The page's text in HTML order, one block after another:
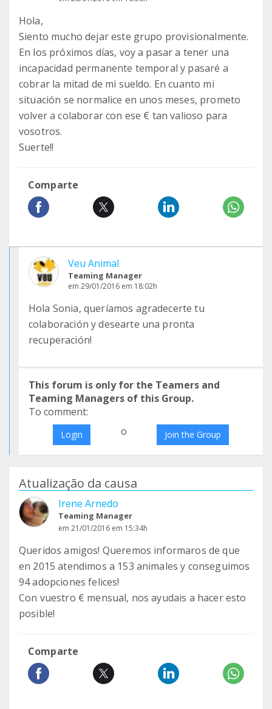
Hola,
Siento mucho dejar este grupo provisionalmente.
En los próximos días, voy a pasar a tener una
incapacidad permanente temporal y pasaré a
cobrar la mitad de mi sueldo. En cuanto mi
situación se normalice en unos meses, prometo
volver a colaborar con ese € tan valioso para
vosotros.
Suerte!!
Comparte
Veu Animal
Teaming Manager
em 29/01/2016 em 18:02h
Hola Sonia, queríamos agradecerte tu
colaboración y desearte una pronta
recuperación!
This forum is only for the Teamers and
Teaming Managers of this Group.
To comment:
Login o Join the Group
Atualização da causa
Irene Arnedo
Teaming Manager
em 21/01/2016 em 15:34h
Queridos amigos! Queremos informaros de que
en 2015 atendimos a 153 animales y conseguimos
94 adopciones felices!
Con vuestro € mensual, nos ayudais a hacer esto
posible!
Comparte